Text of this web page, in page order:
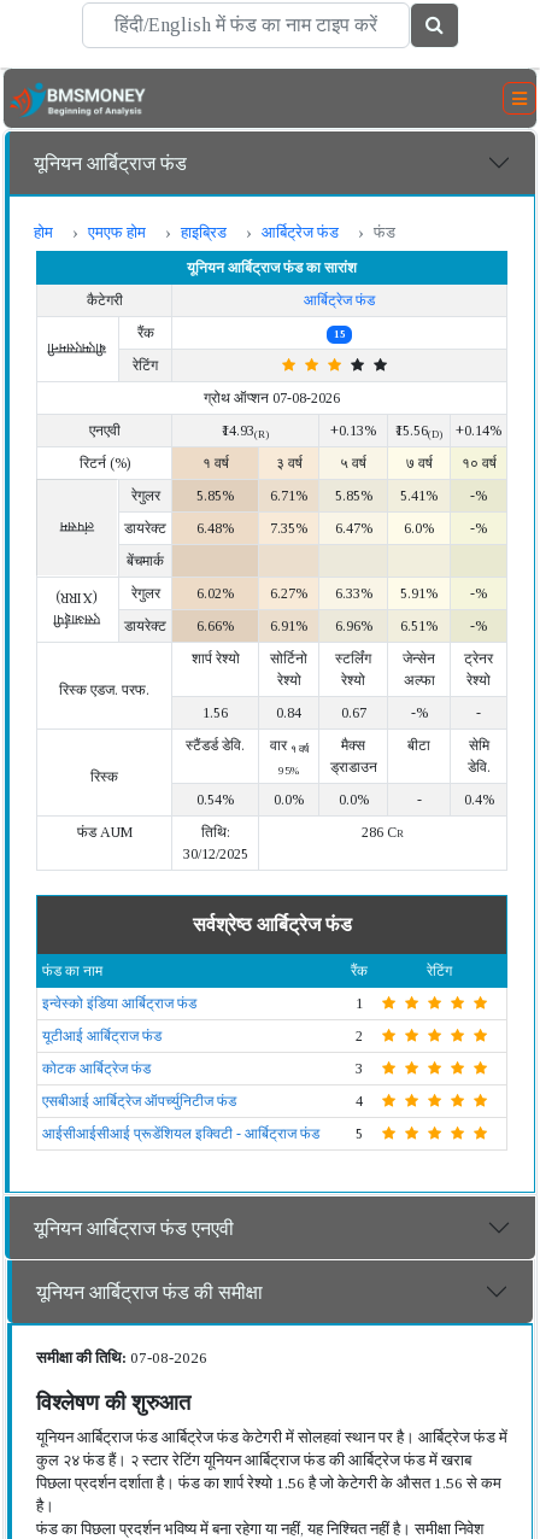
यूनियन आर्बिट्राज फंड
होम एमएफ होम हाइब्रिड आर्बिट्रेज फंड फंड
यूनियन आर्बिट्राज फंड का सारांश
कैटेगरी
आर्बिट्रेज फंड
बीएमएसमनी
रैंक 15
रेटिंग
ग्रोथ ऑप्शन 07-08-2026
एनएवी
₹14.93(R) +0.13% ₹15.56(D)
+0.14%
रिटर्न (%)
१ वर्ष ३ वर्ष ५ वर्ष ७ वर्ष १० वर्ष
लंपसम
रेगुलर 5.85% 6.71% 5.85% 5.41%
-%
डायरेक्ट
6.48% 7.35% 6.47% 6.0%
-%
बेंचमार्क
एसआईपी
(XIRR) रेगुलर 6.02% 6.27% 6.33% 5.91%
-%
डायरेक्ट
6.66% 6.91% 6.96% 6.51% -%
रिस्क एडज. परफ.
शार्प रेश्यो
सोर्टिनो
रेश्यो
स्टर्लिंग
रेश्यो
जेन्सेन
अल्फा
ट्रेनर
रेश्यो
1.56
0.84 0.67 -% -
रिस्क
स्टैंडर्ड डेवि. वार १ वर्ष
95%
मैक्स
ड्राडाउन
बीटा
सेमि
डेवि.
0.54%
0.0% 0.0% -
0.4%
फंड AUM
तिथि:
30/12/2025
286 Cr
सर्वश्रेष्ठ आर्बिट्रेज फंड
फंड का नाम रैंक
रेटिंग
इन्वेस्को इंडिया आर्बिट्राज फंड
1
यूटीआई आर्बिट्राज फंड
2
कोटक आर्बिट्रेज फंड
3
एसबीआई आर्बिट्रेज ऑपर्च्युनिटीज फंड
4
आईसीआईसीआई प्रूडेंशियल इक्विटी - आर्बिट्राज फंड
5
यूनियन आर्बिट्राज फंड एनएवी
यूनियन आर्बिट्राज फंड की समीक्षा
समीक्षा की तिथि: 07-08-2026
विश्लेषण की शुरुआत
यूनियन आर्बिट्राज फंड आर्बिट्रेज फंड केटेगरी में सोलहवां स्थान पर है। आर्बिट्रेज फंड में
कुल २४ फंड हैं। २ स्टार रेटिंग यूनियन आर्बिट्राज फंड की आर्बिट्रेज फंड में खराब
पिछला प्रदर्शन दर्शाता है। फंड का शार्प रेश्यो 1.56 है जो केटेगरी के औसत 1.56 से कम
है।
फंड का पिछला प्रदर्शन भविष्य में बना रहेगा या नहीं, यह निश्चित नहीं है। समीक्षा निवेश